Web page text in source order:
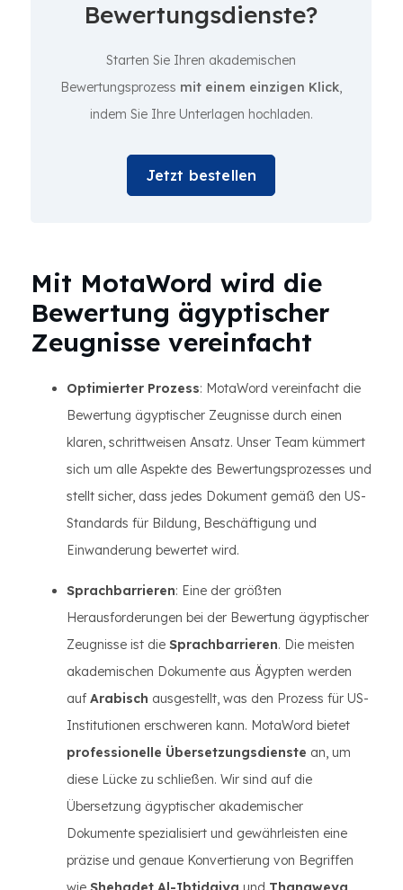
Bewertungsdienste?
Starten Sie Ihren akademischen
Bewertungsprozess mit einem einzigen Klick,
indem Sie Ihre Unterlagen hochladen.
Jetzt bestellen
Mit MotaWord wird die
Bewertung ägyptischer
Zeugnisse vereinfacht
Optimierter Prozess: MotaWord vereinfacht die
Bewertung ägyptischer Zeugnisse durch einen
klaren, schrittweisen Ansatz. Unser Team kümmert
sich um alle Aspekte des Bewertungsprozesses und
stellt sicher, dass jedes Dokument gemäß den US-
Standards für Bildung, Beschäftigung und
Einwanderung bewertet wird.
Sprachbarrieren: Eine der größten
Herausforderungen bei der Bewertung ägyptischer
Zeugnisse ist die Sprachbarrieren. Die meisten
akademischen Dokumente aus Ägypten werden
auf Arabisch ausgestellt, was den Prozess für US-
Institutionen erschweren kann. MotaWord bietet
professionelle Übersetzungsdienste an, um
diese Lücke zu schließen. Wir sind auf die
Übersetzung ägyptischer akademischer
Dokumente spezialisiert und gewährleisten eine
präzise und genaue Konvertierung von Begriffen